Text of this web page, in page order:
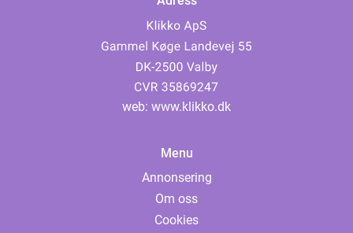
web: www.klikko.dk
Menu
Annonsering
Om oss
Cookies